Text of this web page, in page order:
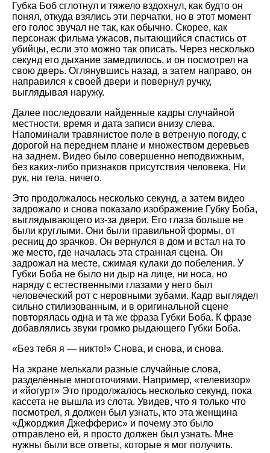
Губка Боб сглотнул и тяжело вздохнул, как будто он
понял, откуда взялись эти перчатки, но в этот момент
его голос звучал не так, как обычно. Скорее, как
персонаж фильма ужасов, пытающийся спастись от
убийцы, если это можно так описать. Через несколько
секунд его дыхание замедлилось, и он посмотрел на
свою дверь. Оглянувшись назад, а затем направо, он
направился к своей двери и повернул ручку,
выглядывая наружу.
Далее последовали найденные кадры случайной
местности, время и дата записи внизу слева.
Напоминали травянистое поле в ветреную погоду, с
дорогой на переднем плане и множеством деревьев
на заднем. Видео было совершенно неподвижным,
без каких-либо признаков присутствия человека. Ни
рук, ни тела, ничего.
Это продолжалось несколько секунд, а затем видео
задрожало и снова показало изображение Губку Боба,
выглядывающего из-за двери. Его глаза больше не
были круглыми. Они были правильной формы, от
ресниц до зрачков. Он вернулся в дом и встал на то
же место, где началась эта странная сцена. Он
задрожал на месте, сжимая кулаки до побеления. У
Губки Боба не было ни дыр на лице, ни носа, но
наряду с естественными глазами у него был
человеческий рот с неровными зубами. Кадр выглядел
сильно стилизованным, и в оригинальной сцене
повторялась одна и та же фраза Губки Боба. К фразе
добавлялись звуки громко рыдающего Губки Боба.
«Без тебя я — никто!» Снова, и снова, и снова.
На экране мелькали разные случайные слова,
разделённые многоточиями. Например, «телевизор»
и «йогурт» Это продолжалось несколько секунд, пока
кассета не вышла из слота. Увидев, что я только что
посмотрел, я должен был узнать, кто эта женщина
«Джорджия Джефферис» и почему это было
отправлено ей, я просто должен был узнать. Мне
нужны были все ответы, которые я мог получить.